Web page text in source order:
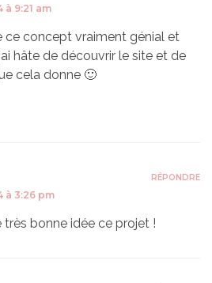
à 9:21 am
ce concept vraiment génial et
hâte de découvrir le site et de
cela donne 🙂
à 3:26 pm
très bonne idée ce projet !
RÉPONDRE